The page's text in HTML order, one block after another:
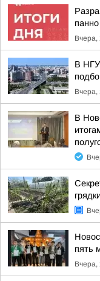
Вчера,
В НГУ
Вчера,
В
пять
Вчера,